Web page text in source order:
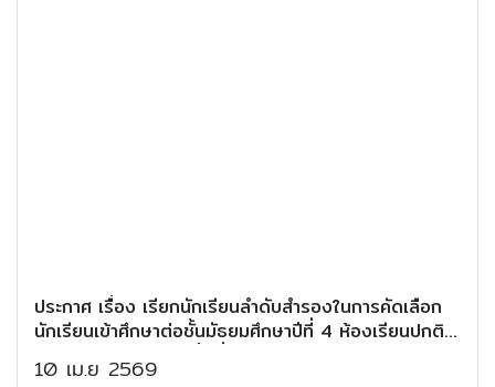
ประกาศ เรื่อง เรียกนักเรียนลำดับสำรองในการคัดเลือก
นักเรียนเข้าศึกษาต่อชั้นมัธยมศึกษาปีที่ 4 ห้องเรียนปกติ
ปีการศึกษา 2569 (ครั้งที่ 2)
10 เม.ย 2569